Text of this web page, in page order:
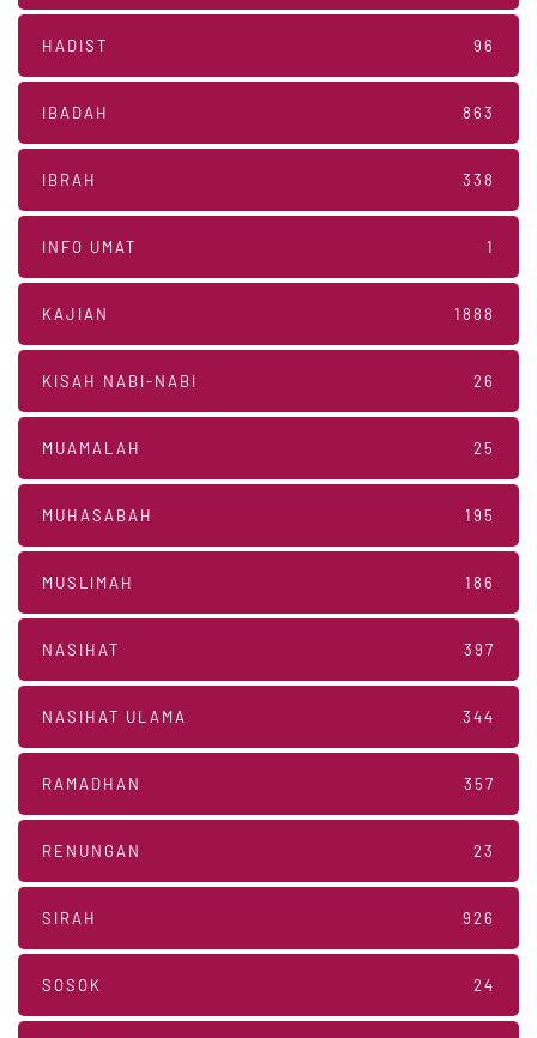
HADIST 96
IBADAH 863
IBRAH 338
INFO UMAT 1
KAJIAN 1888
KISAH NABI-NABI 26
MUAMALAH 25
MUHASABAH 195
MUSLIMAH 186
NASIHAT 397
NASIHAT ULAMA 344
RAMADHAN 357
RENUNGAN 23
SIRAH 926
SOSOK 24